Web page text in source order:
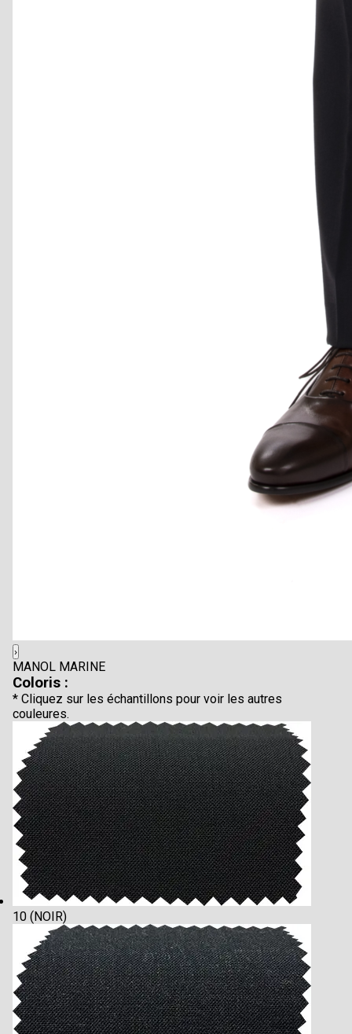
›
MANOL MARINE
Coloris :
* Cliquez sur les échantillons pour voir les autres
couleures.
10 (NOIR)